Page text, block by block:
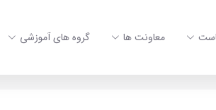
معاونت ها گروه های آموزشی